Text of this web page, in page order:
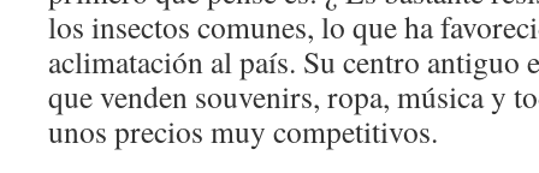
los insectos comunes, lo que ha
aclimatación al país. Su centro antiguo
que venden souvenirs, ropa, música y
unos precios muy competitivos.